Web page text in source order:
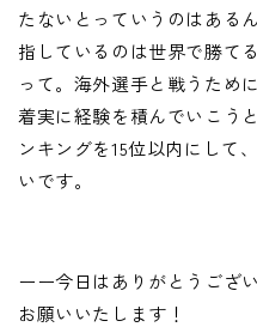
たないとっていうのはある
指しているのは世界で勝て
って。海外選手と戦うため
着実に経験を積んでいこう
ンキングを15位以内にして
いです。
ーー今日はありがとうござ
お願いいたします！